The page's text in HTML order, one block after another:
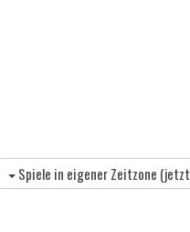
Spiele in eigener Zeitzone (jetzt